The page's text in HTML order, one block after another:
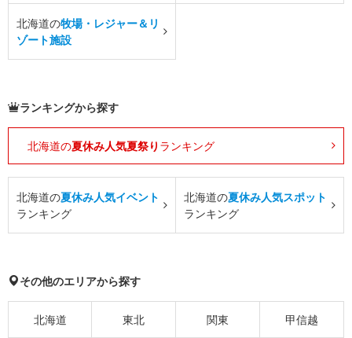
北海道の牧場・レジャー＆リ
ゾート施設
ランキングから探す
北海道の夏休み人気夏祭り ランキング
北海道の夏休み人気イベント
ランキング
北海道の夏休み人気スポット
ランキング
その他のエリアから探す
北海道 東北 関東 甲信越